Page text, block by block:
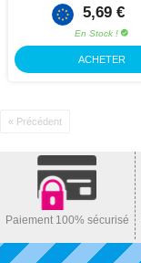
5,69 €
En Stock !
ACHETER
« Précédent
Paiement 100% sécurisé